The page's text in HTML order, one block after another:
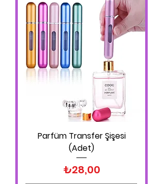
Parfüm Transfer Şişesi
(Adet)
Fiyat
₺28,00